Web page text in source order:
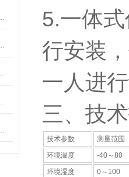
5.一体
行安装
一人进
三、技
技术参数
测量范围
环境温度
-40～80
环境湿度
0～100